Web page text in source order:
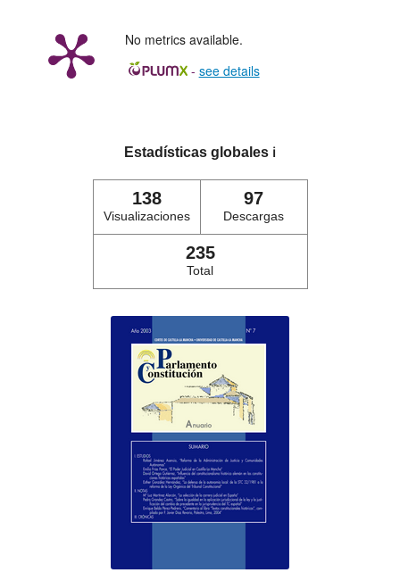
No metrics available.
- see details
Estadísticas globales ℹ️
138
Visualizaciones
97
Descargas
235
Total